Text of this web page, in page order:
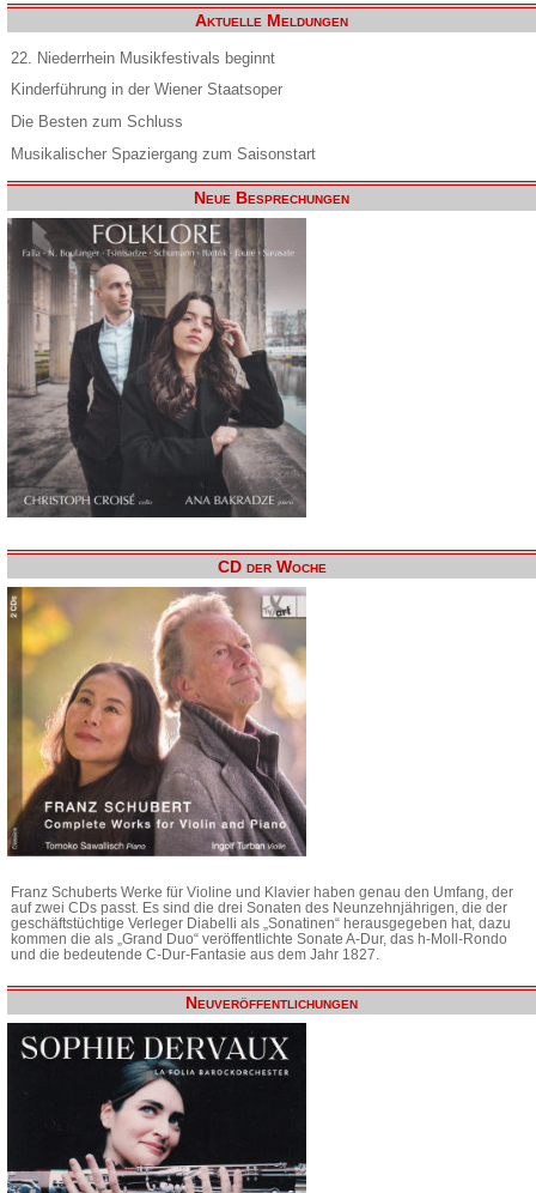
Aktuelle Meldungen
22. Niederrhein Musikfestivals beginnt
Kinderführung in der Wiener Staatsoper
Die Besten zum Schluss
Musikalischer Spaziergang zum Saisonstart
Neue Besprechungen
CD der Woche
Franz Schuberts Werke für Violine und Klavier haben genau den Umfang, der
auf zwei CDs passt. Es sind die drei Sonaten des Neunzehnjährigen, die der
geschäftstüchtige Verleger Diabelli als „Sonatinen“ herausgegeben hat, dazu
kommen die als „Grand Duo“ veröffentlichte Sonate A-Dur, das h-Moll-Rondo
und die bedeutende C-Dur-Fantasie aus dem Jahr 1827.
Neuveröffentlichungen